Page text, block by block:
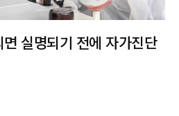
실명되기 전에 자가진단